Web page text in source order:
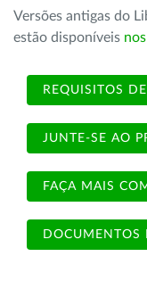
Versões antigas do
estão disponíveis
REQUISITOS
JUNTE-SE AO
FAÇA MAIS
DOCUMENTOS